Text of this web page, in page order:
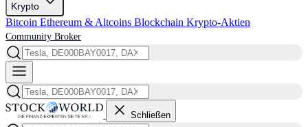
Krypto
Bitcoin Ethereum & Altcoins Blockchain Krypto-Aktien
Community Broker
Schließen